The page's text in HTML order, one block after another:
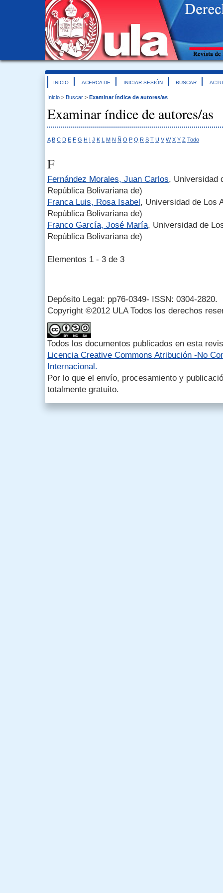
INICIO ACERCA DE INICIAR SESIÓN BUSCAR
Inicio > Buscar > Examinar índice de autores/as
Examinar índice de autores/as
A B C D E F G H I J K L M N Ñ O P Q R S T U V W X Y Z Todo
F
Fernández Morales, Juan Carlos, Universidad
República Bolivariana de)
Franca Luis, Rosa Isabel , Universidad de Los
República Bolivariana de)
Franco García, José María, Universidad de
República Bolivariana de)
Elementos 1 - 3 de 3
Depósito Legal: pp76-0349- ISSN: 0304-2820.
Copyright ©2012 ULA Todos los derechos
Todos los documentos publicados en esta
Licencia Creative Commons Atribución -No
Internacional.
Por lo que el envío, procesamiento y
totalmente gratuito.